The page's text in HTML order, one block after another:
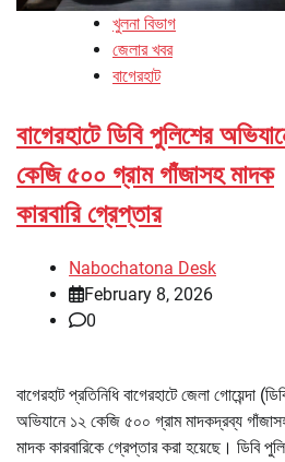
খুলনা বিভাগ
জেলার খবর
বাগেরহাট
বাগেরহাটে ডিবি পুলিশের
কেজি ৫০০ গ্রাম গাঁজাসহ মাদক
কারবারি গ্রেপ্তার
Nabochatona Desk
February 8, 2026
0
বাগেরহাট প্রতিনিধি বাগেরহাটে জেলা গোয়েন্দা
অভিযানে ১২ কেজি ৫০০ গ্রাম মাদকদ্রব্য
মাদক কারবারিকে গ্রেপ্তার করা হয়েছে। ডিবি